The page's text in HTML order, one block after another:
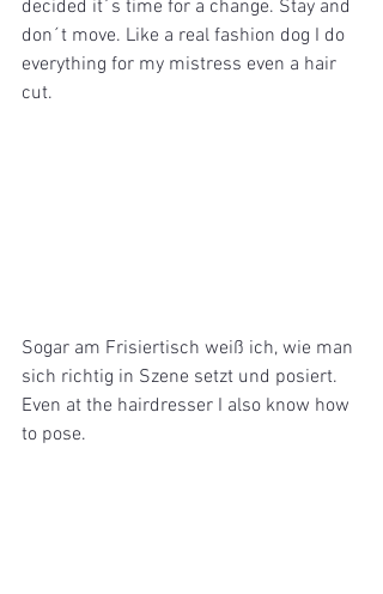
decided it´s time for a change. Stay and
don´t move. Like a real fashion dog I do
everything for my mistress even a hair
cut.
Sogar am Frisiertisch weiß ich, wie man
sich richtig in Szene setzt und posiert.
Even at the hairdresser I also know how
to pose.